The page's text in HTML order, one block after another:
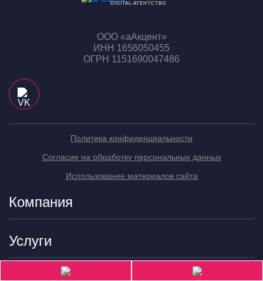
DIGITAL-АГЕНТСТВО
ООО «аАкцент»
ИНН 1656050455
ОГРН 1151690047486
Политика конфиденциальности
Согласие на обработку персональных данных
Использование материалов сайта
Компания
Услуги